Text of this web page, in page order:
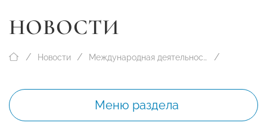
НОВОСТИ
Новости Международная деятельность
Меню раздела